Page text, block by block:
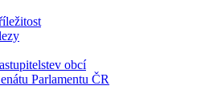
obcí
Parlamentu ČR